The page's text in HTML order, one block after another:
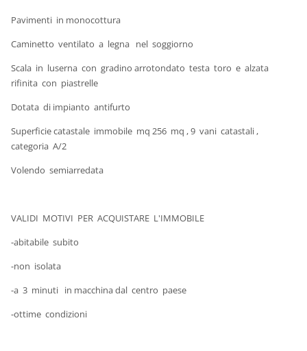
Pavimenti in monocottura
Caminetto ventilato a legna nel soggiorno
Scala in luserna con gradino arrotondato testa toro e alzata
rifinita con piastrelle
Dotata di impianto antifurto
Superficie catastale immobile mq 256 mq , 9 vani catastali ,
categoria A/2
Volendo semiarredata
VALIDI MOTIVI PER ACQUISTARE L'IMMOBILE
-abitabile subito
-non isolata
-a 3 minuti in macchina dal centro paese
-ottime condizioni